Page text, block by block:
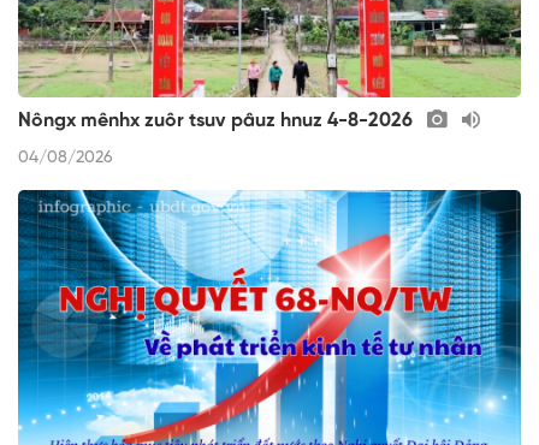
Nôngx mênhx zuôr tsuv pâuz hnuz 4-8-2026
04/08/2026